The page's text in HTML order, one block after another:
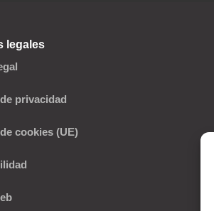
legales
privacidad
cookies (UE)